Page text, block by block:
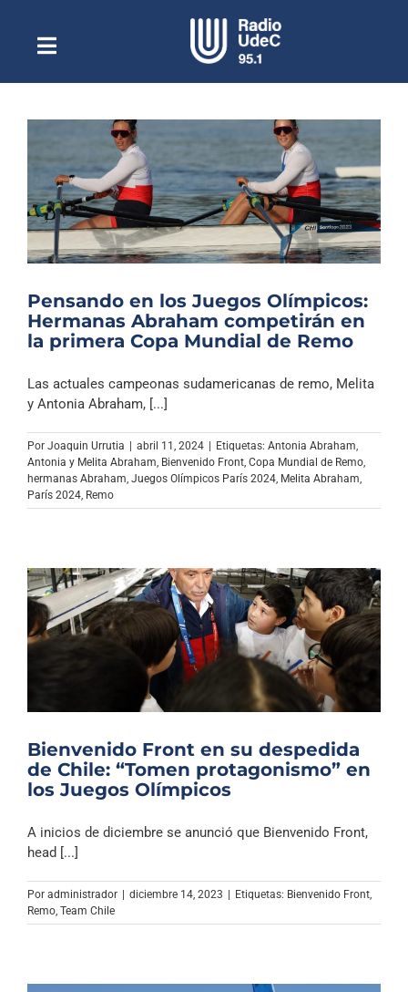
contenidoToggle
NavigationEscuchar Radio UdeC en vivo
Quiénes Somos
Programación
Podcast
Noticias
Columnas
Música Clásica
Especiales
Pensando en los Juegos Olímpicos:
Hermanas Abraham competirán en
la primera Copa Mundial de Remo
Las actuales campeonas sudamericanas de remo, Melita
y Antonia Abraham, [...]
Por Joaquin Urrutia | abril 11, 2024 | Etiquetas: Antonia Abraham
Antonia y Melita Abraham Bienvenido Front Copa Mundial de Remo
hermanas Abraham Juegos Olímpicos París 2024 Melita Abraham
París 2024 Remo
Bienvenido Front en su despedida
de Chile: “Tomen protagonismo” en
los Juegos Olímpicos
A inicios de diciembre se anunció que Bienvenido Front,
head [...]
Por administrador | diciembre 14, 2023 | Etiquetas: Bienvenido Front
Remo Team Chile